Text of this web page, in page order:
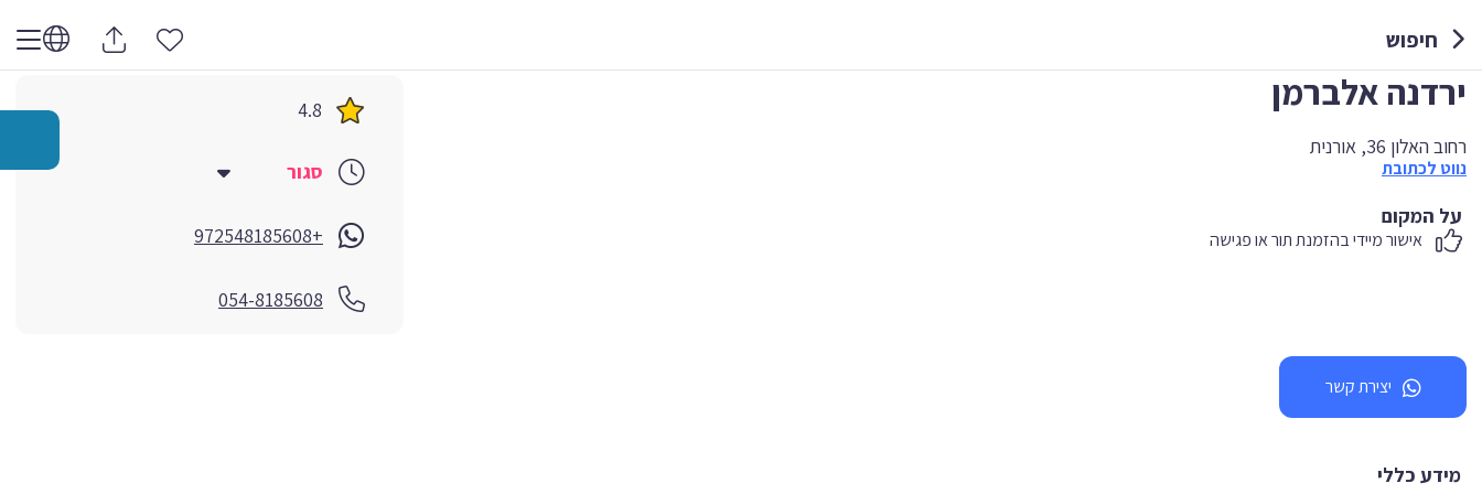
חיפוש
ירדנה אלברמן
רחוב האלון 36, אורנית
נווט לכתובת
על המקום
אישור מיידי בהזמנת תור או פגישה
4.8
סגור
+972548185608
054-8185608
יצירת קשר
מידע כללי